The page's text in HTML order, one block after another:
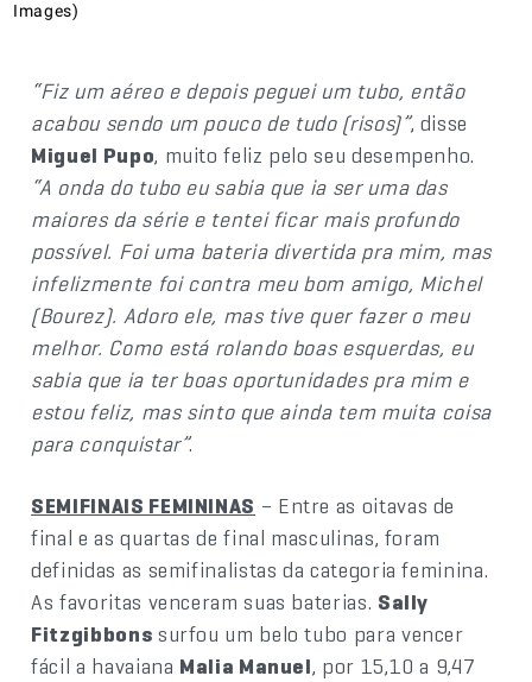
Images)
“Fiz um aéreo e depois peguei um tubo, então
acabou sendo um pouco de tudo (risos)”, disse
Miguel Pupo, muito feliz pelo seu desempenho.
“A onda do tubo eu sabia que ia ser uma das
maiores da série e tentei ficar mais profundo
possível. Foi uma bateria divertida pra mim, mas
infelizmente foi contra meu bom amigo, Michel
(Bourez). Adoro ele, mas tive quer fazer o meu
melhor. Como está rolando boas esquerdas, eu
sabia que ia ter boas oportunidades pra mim e
estou feliz, mas sinto que ainda tem muita coisa
para conquistar”.
SEMIFINAIS FEMININAS – Entre as oitavas de
final e as quartas de final masculinas, foram
definidas as semifinalistas da categoria feminina.
As favoritas venceram suas baterias. Sally
Fitzgibbons surfou um belo tubo para vencer
fácil a havaiana Malia Manuel, por 15,10 a 9,47